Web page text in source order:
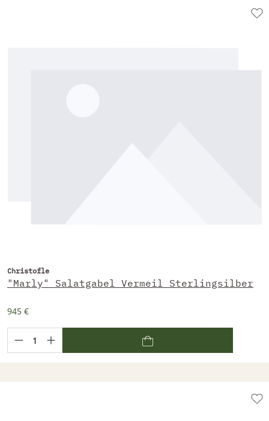
Christofle
"Marly" Salatgabel Vermeil Sterlingsilber
945 €